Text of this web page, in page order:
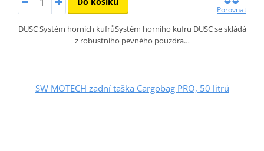
Porovnat
DUSC Systém horních kufrůSystém horního kufru DUSC se skládá
z robustního pevného pouzdra…
SW MOTECH zadní taška Cargobag PRO, 50 litrů